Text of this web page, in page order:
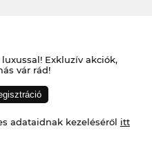
Exkluzív akciók,
vár rád!
adataidnak kezeléséről itt